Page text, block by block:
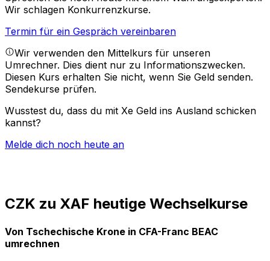
Wir schlagen Konkurrenzkurse.
Termin für ein Gespräch vereinbaren
Wir verwenden den Mittelkurs für unseren
Umrechner. Dies dient nur zu Informationszwecken.
Diesen Kurs erhalten Sie nicht, wenn Sie Geld senden.
Sendekurse prüfen.
Wusstest du, dass du mit Xe Geld ins Ausland schicken
kannst?
Melde dich noch heute an
CZK zu XAF heutige Wechselkurse
Von Tschechische Krone in CFA-Franc BEAC
umrechnen